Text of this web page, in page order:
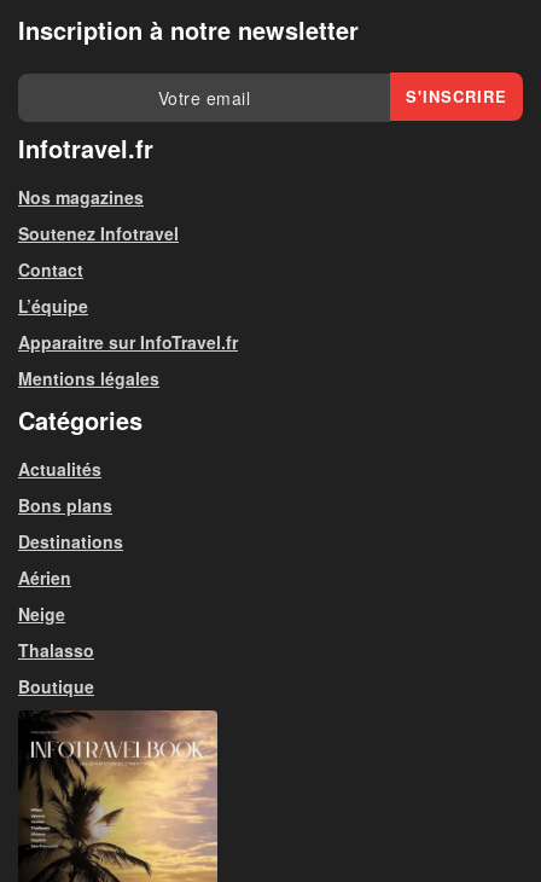
Inscription à notre newsletter
Infotravel.fr
Nos magazines
Soutenez Infotravel
Contact
L’équipe
Apparaitre sur InfoTravel.fr
Mentions légales
Catégories
Actualités
Bons plans
Destinations
Aérien
Neige
Thalasso
Boutique